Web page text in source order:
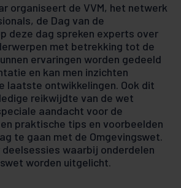
organiseert de VVM, het netwerk
de Dag van de
deze dag spreken experts over
met betrekking tot de
ervaringen worden gedeeld
en kan men inzichten
laatste ontwikkelingen. Ook dit
reikwijdte van de wet
aandacht voor de
praktische tips en voorbeelden
te gaan met de Omgevingswet.
waarbij onderdelen
worden uitgelicht.